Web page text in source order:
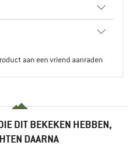
aan een vriend aanraden
DIT BEKEKEN HEBBEN,
DAARNA